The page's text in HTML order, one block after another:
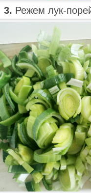
3. Режем лук-